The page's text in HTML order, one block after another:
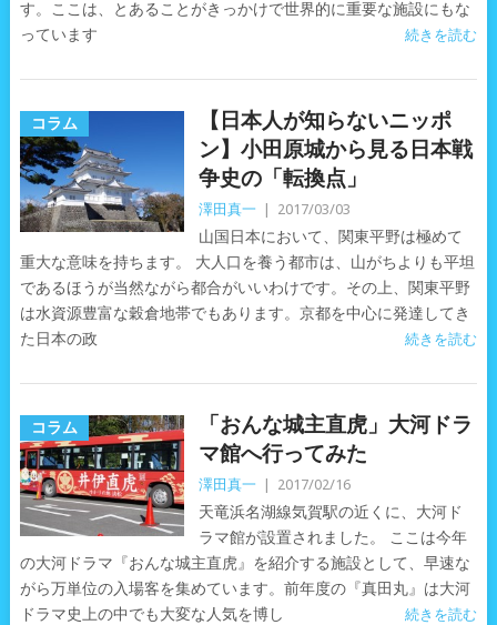
す。ここは、とあることがきっかけで世界的に重要な施設にもな
っています
続きを読む
コラム
【日本人が知らないニッポ
ン】小田原城から見る日本戦
争史の「転換点」
澤田真一 2017/03/03
山国日本において、関東平野は極めて
重大な意味を持ちます。 大人口を養う都市は、山がちよりも平坦
であるほうが当然ながら都合がいいわけです。その上、関東平野
は水資源豊富な穀倉地帯でもあります。京都を中心に発達してき
た日本の政
続きを読む
コラム
「おんな城主直虎」大河ドラ
マ館へ行ってみた
澤田真一 2017/02/16
天竜浜名湖線気賀駅の近くに、大河ド
ラマ館が設置されました。 ここは今年
の大河ドラマ『おんな城主直虎』を紹介する施設として、早速な
がら万単位の入場客を集めています。前年度の『真田丸』は大河
ドラマ史上の中でも大変な人気を博し
続きを読む